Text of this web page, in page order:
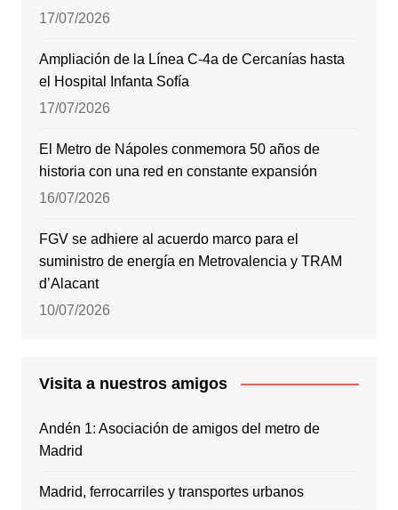
17/07/2026
Ampliación de la Línea C-4a de Cercanías hasta
el Hospital Infanta Sofía
17/07/2026
El Metro de Nápoles conmemora 50 años de
historia con una red en constante expansión
16/07/2026
FGV se adhiere al acuerdo marco para el
suministro de energía en Metrovalencia y TRAM
d’Alacant
10/07/2026
Visita a nuestros amigos
Andén 1: Asociación de amigos del metro de
Madrid
Madrid, ferrocarriles y transportes urbanos